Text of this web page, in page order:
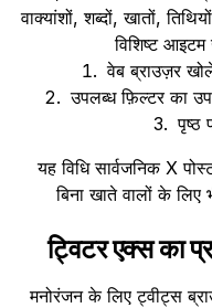
वाक्यांशों, शब्दों, खातों,
विशिष्ट
वेब ब्राउज़र
उपलब्ध फ़िल्टर का
पृष्ठ
यह विधि सार्वजनिक X
बिना खाते वालों के लिए
ट्विटर एक्स का
मनोरंजन के लिए ट्वीट्स